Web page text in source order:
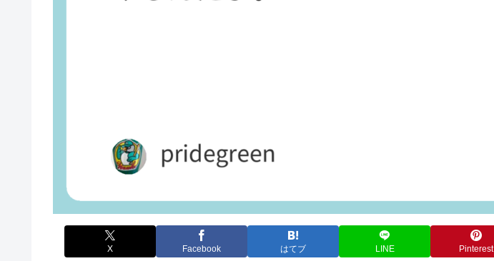
X Facebook はてブ LINE Pinterest